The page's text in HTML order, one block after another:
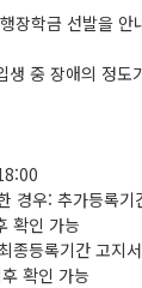
장학금 선발을 안
중 장애의 정도
우: 추가등록기
인 가능
등록기간 고지
확인 가능